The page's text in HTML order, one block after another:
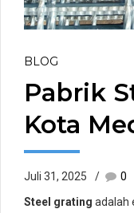
BLOG
Pabrik
Kota
Juli 31, 2025
0
Steel grating adalah